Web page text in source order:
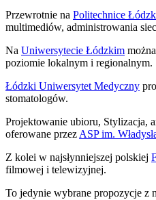
Przewrotnie na Politechnice
multimediów, administrowania
Na Uniwersytecie Łódzkim
poziomie lokalnym i
Łódzki Uniwersytet Medyczny
stomatologów.
Projektowanie ubioru, Stylizacja,
oferowane przez ASP im.
Z kolei w najsłynniejszej polskiej
filmowej i telewizyjnej.
To jedynie wybrane propozycje z